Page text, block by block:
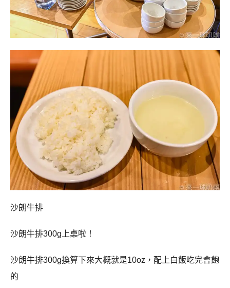
沙朗牛排
沙朗牛排300g上桌啦！
沙朗牛排300g換算下來大概就是10oz，配上白飯吃完會飽
的